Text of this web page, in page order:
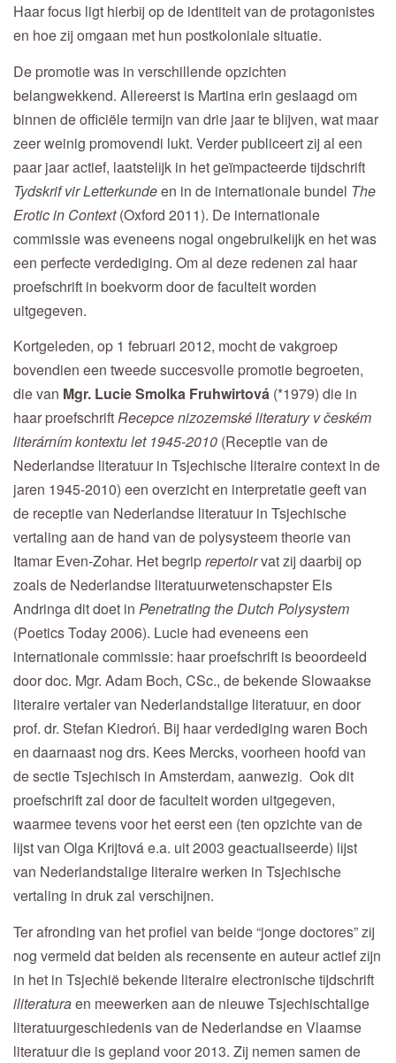
Haar focus ligt hierbij op de identiteit van de protagonistes
en hoe zij omgaan met hun postkoloniale situatie.
De promotie was in verschillende opzichten
belangwekkend. Allereerst is Martina erin geslaagd om
binnen de officiële termijn van drie jaar te blijven, wat maar
zeer weinig promovendi lukt. Verder publiceert zij al een
paar jaar actief, laatstelijk in het geïmpacteerde tijdschrift
Tydskrif vir Letterkundeen in de internationale bundel The
Erotic in Context(Oxford 2011). De internationale
commissie was eveneens nogal ongebruikelijk en het was
een perfecte verdediging. Om al deze redenen zal haar
proefschrift in boekvorm door de faculteit worden
uitgegeven.
Kortgeleden, op 1 februari 2012, mocht de vakgroep
bovendien een tweede succesvolle promotie begroeten,
die van Mgr. Lucie Smolka Fruhwirtová (*1979) die in
haar proefschriftRecepce nizozemské literatury v českém
literárním kontextu let 1945-2010 (Receptie van de
Nederlandse literatuur in Tsjechische literaire context in de
jaren 1945-2010) een overzicht en interpretatie geeft van
de receptie van Nederlandse literatuur in Tsjechische
vertaling aan de hand van de polysysteem theorie van
Itamar Even-Zohar. Het begriprepertoirvat zij daarbij op
zoals de Nederlandse literatuurwetenschapster Els
Andringa dit doet in Penetrating the Dutch Polysystem
(Poetics Today 2006). Lucie had eveneens een
internationale commissie: haar proefschrift is beoordeeld
door doc. Mgr. Adam Boch, CSc., de bekende Slowaakse
literaire vertaler van Nederlandstalige literatuur, en door
prof. dr. Stefan Kiedroń. Bij haar verdediging waren Boch
en daarnaast nog drs. Kees Mercks, voorheen hoofd van
de sectie Tsjechisch in Amsterdam, aanwezig. Ook dit
proefschrift zal door de faculteit worden uitgegeven,
waarmee tevens voor het eerst een (ten opzichte van de
lijst van Olga Krijtová e.a. uit 2003 geactualiseerde) lijst
van Nederlandstalige literaire werken in Tsjechische
vertaling in druk zal verschijnen.
Ter afronding van het profiel van beide “jonge doctores” zij
nog vermeld dat beiden als recensente en auteur actief zijn
in het in Tsjechië bekende literaire electronische tijdschrift
iliteraturaen meewerken aan de nieuwe Tsjechischtalige
literatuurgeschiedenis van de Nederlandse en Vlaamse
literatuur die is gepland voor 2013. Zij nemen samen de